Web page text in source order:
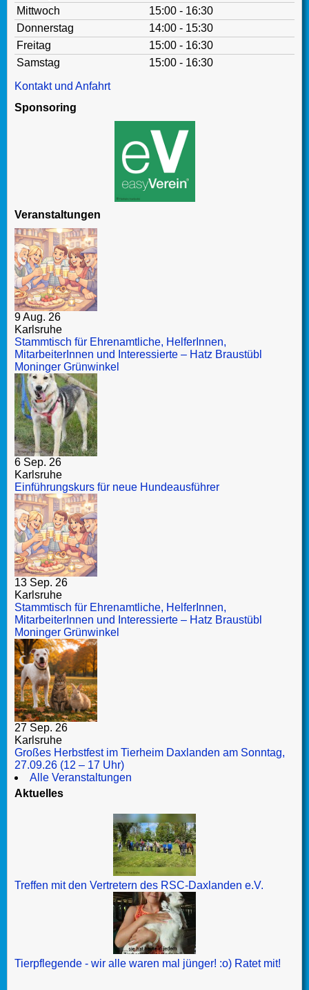
Mittwoch
15:00 - 16:30
Donnerstag
14:00 - 15:30
Freitag
15:00 - 16:30
Samstag
15:00 - 16:30
Kontakt und Anfahrt
Sponsoring
Veranstaltungen
9 Aug. 26
Karlsruhe
Stammtisch für Ehrenamtliche, HelferInnen,
MitarbeiterInnen und Interessierte – Hatz Braustübl
Moninger Grünwinkel
6 Sep. 26
Karlsruhe
Einführungskurs für neue Hundeausführer
13 Sep. 26
Karlsruhe
Stammtisch für Ehrenamtliche, HelferInnen,
MitarbeiterInnen und Interessierte – Hatz Braustübl
Moninger Grünwinkel
27 Sep. 26
Karlsruhe
Großes Herbstfest im Tierheim Daxlanden am Sonntag,
27.09.26 (12 – 17 Uhr)
Alle Veranstaltungen
Aktuelles
Treffen mit den Vertretern des RSC-Daxlanden e.V.
Tierpflegende - wir alle waren mal jünger! :o) Ratet mit!